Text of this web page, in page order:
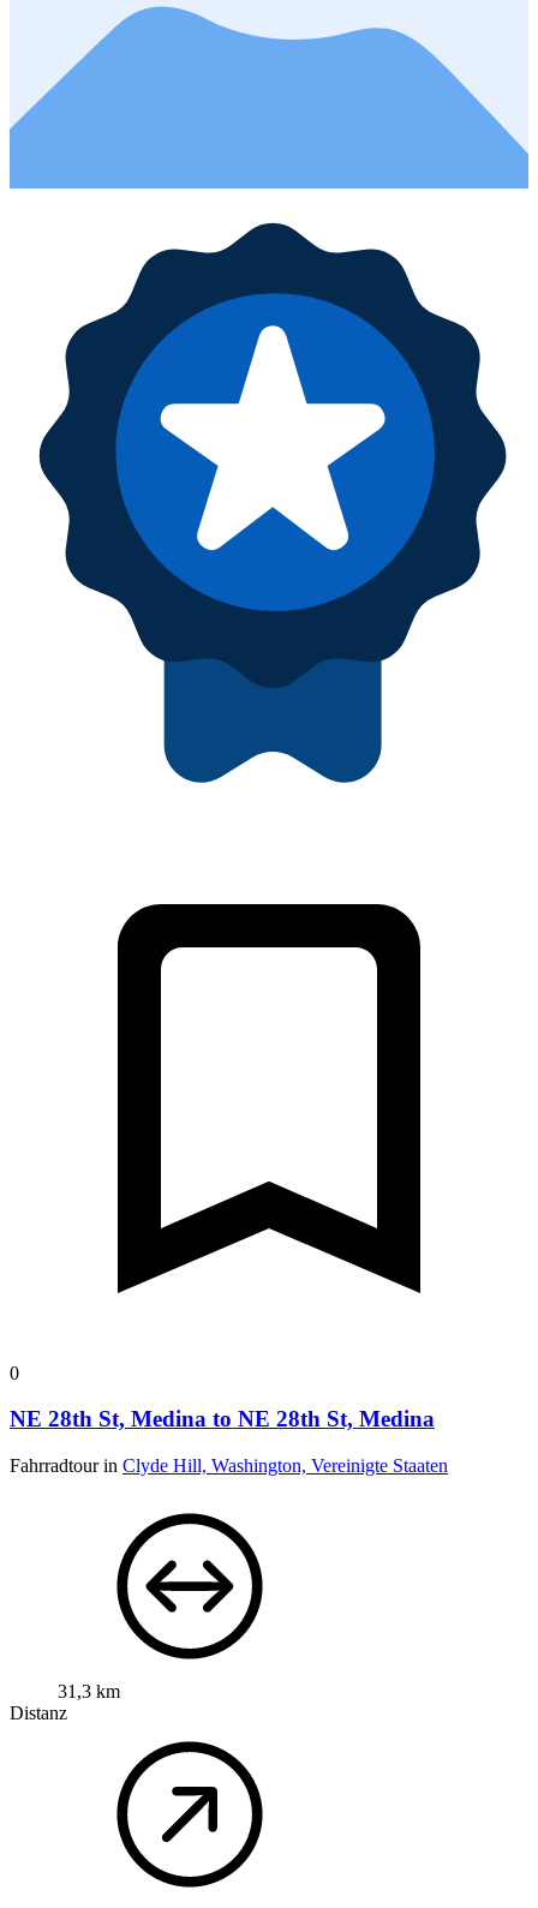
0
NE 28th St, Medina to NE 28th St, Medina
Fahrradtour in Clyde Hill, Washington, Vereinigte Staaten
31,3 km
Distanz